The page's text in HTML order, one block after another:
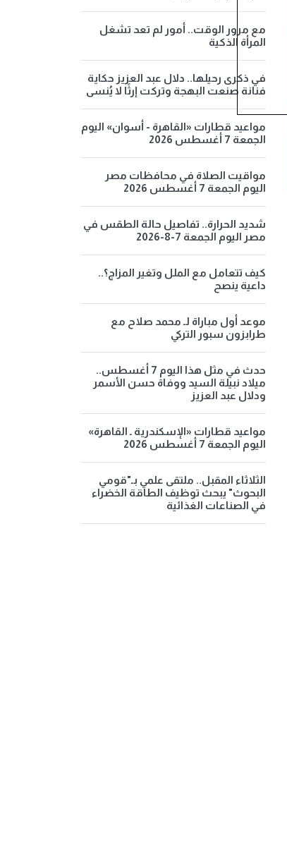
مع مرور الوقت.. أمور لم تعد تشغل
المرأة الذكية
في ذكرى رحيلها.. دلال عبد العزيز حكاية
فنانة صنعت البهجة وتركت إرثًا لا يُنسى
مواعيد قطارات «القاهرة - أسوان» اليوم
الجمعة 7 أغسطس 2026
مواقيت الصلاة في محافظات مصر
اليوم الجمعة 7 أغسطس 2026
شديد الحرارة.. تفاصيل حالة الطقس في
مصر اليوم الجمعة 7-8-2026
كيف تتعامل مع الملل وتغير المزاج؟..
داعية ينصح
موعد أول مباراة لـ محمد صلاح مع
طرابزون سبور التركي
حدث في مثل هذا اليوم 7 أغسطس..
ميلاد نبيلة السيد ووفاة حسن الأسمر
ودلال عبد العزيز
مواعيد قطارات «الإسكندرية ـ القاهرة»
اليوم الجمعة 7 أغسطس 2026
الثلاثاء المقبل.. ملتقى علمي بـ"قومي
البحوث" يبحث توظيف الطاقة الخضراء
في الصناعات الغذائية